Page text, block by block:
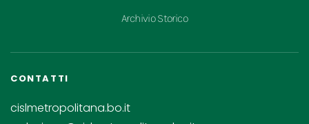
Archivio Storico
CONTATTI
cislmetropolitana.bo.it